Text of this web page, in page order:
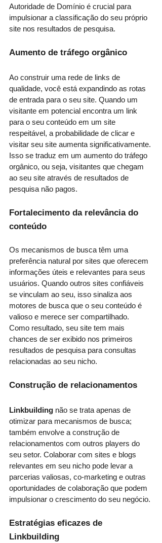
Autoridade de Domínio é crucial para
impulsionar a classificação do seu próprio
site nos resultados de pesquisa.
Aumento de tráfego orgânico
Ao construir uma rede de links de
qualidade, você está expandindo as rotas
de entrada para o seu site. Quando um
visitante em potencial encontra um link
para o seu conteúdo em um site
respeitável, a probabilidade de clicar e
visitar seu site aumenta significativamente.
Isso se traduz em um aumento do tráfego
orgânico, ou seja, visitantes que chegam
ao seu site através de resultados de
pesquisa não pagos.
Fortalecimento da relevância do
conteúdo
Os mecanismos de busca têm uma
preferência natural por sites que oferecem
informações úteis e relevantes para seus
usuários. Quando outros sites confiáveis
se vinculam ao seu, isso sinaliza aos
motores de busca que o seu conteúdo é
valioso e merece ser compartilhado.
Como resultado, seu site tem mais
chances de ser exibido nos primeiros
resultados de pesquisa para consultas
relacionadas ao seu nicho.
Construção de relacionamentos
Linkbuilding não se trata apenas de
otimizar para mecanismos de busca;
também envolve a construção de
relacionamentos com outros players do
seu setor. Colaborar com sites e blogs
relevantes em seu nicho pode levar a
parcerias valiosas, co-marketing e outras
oportunidades de colaboração que podem
impulsionar o crescimento do seu negócio.
Estratégias eficazes de
Linkbuilding